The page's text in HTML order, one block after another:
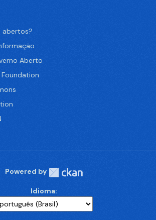
abertos?
Aberto
Powered by
Idioma